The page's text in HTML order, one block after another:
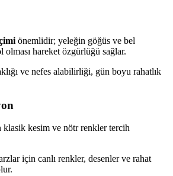
önemlidir; yeleğin göğüs ve bel
olması hareket özgürlüğü sağlar.
ve nefes alabilirliği, gün boyu rahatlık
klasik kesim ve nötr renkler tercih
için canlı renkler, desenler ve rahat